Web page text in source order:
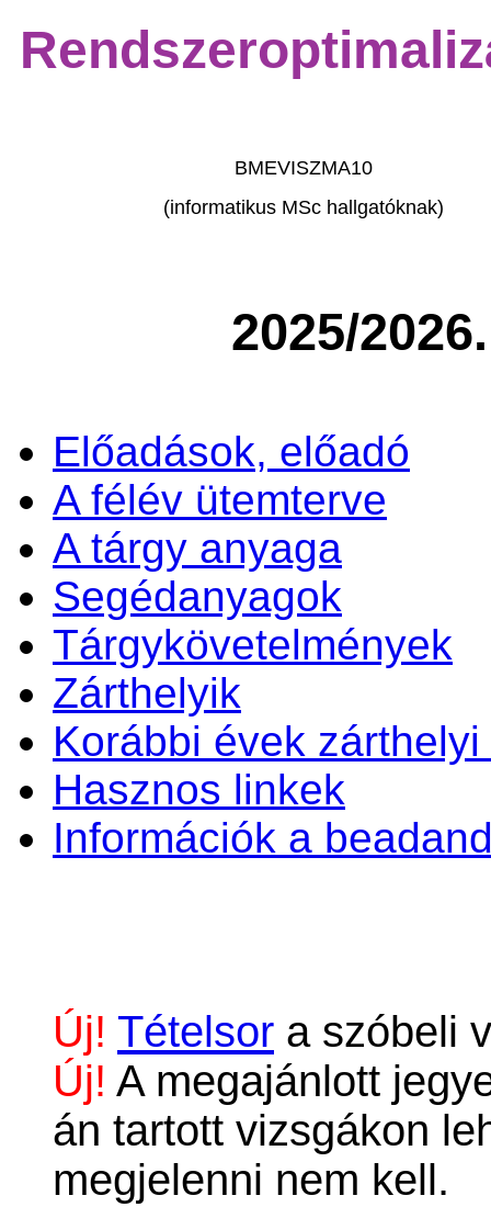
BMEVISZMA10
(informatikus MSc hallgatóknak)
2025/
Előadások, előadó
A félév ütemterve
A tárgy anyaga
Segédanyagok
Tárgykövetelmények
Zárthelyik
Korábbi évek
Hasznos linkek
Információk a
Új! Tételsor a szóbeli
Új! A megajánlott
án tartott vizsgákon
megjelenni nem kell.